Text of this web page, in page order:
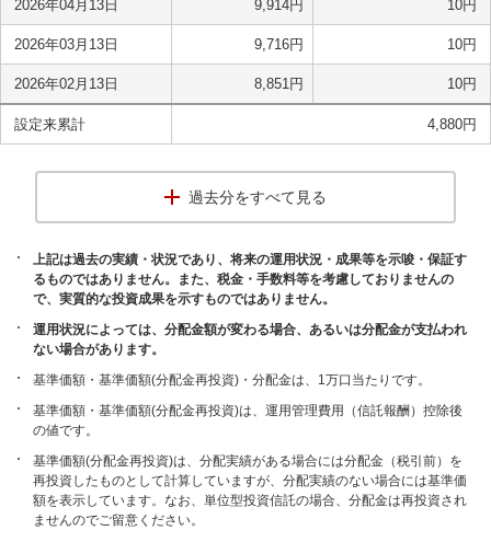
2026年04月13日 9,914円 10円
2026年03月13日 9,716円 10円
2026年02月13日 8,851円 10円
設定来累計 4,880円
過去分をすべて見る
上記は過去の実績・状況であり、将来の運用状況・成果等を示唆・保証す
るものではありません。また、税金・手数料等を考慮しておりませんの
で、実質的な投資成果を示すものではありません。
運用状況によっては、分配金額が変わる場合、あるいは分配金が支払われ
ない場合があります。
基準価額・基準価額(分配金再投資)・分配金は、1万口当たりです。
基準価額・基準価額(分配金再投資)は、運用管理費用（信託報酬）控除後
の値です。
基準価額(分配金再投資)は、分配実績がある場合には分配金（税引前）を
再投資したものとして計算していますが、分配実績のない場合には基準価
額を表示しています。なお、単位型投資信託の場合、分配金は再投資され
ませんのでご留意ください。